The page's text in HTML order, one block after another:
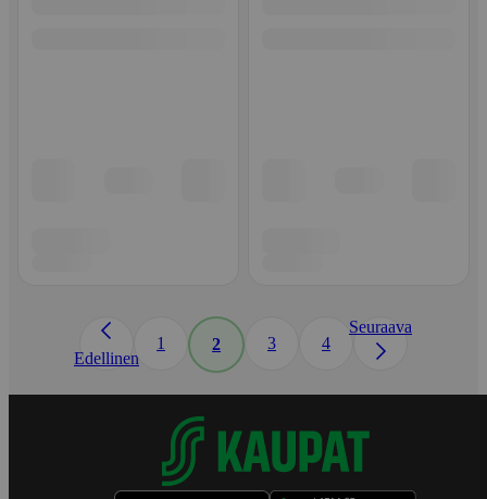
Edellinen
1 2 3 4
Seuraava